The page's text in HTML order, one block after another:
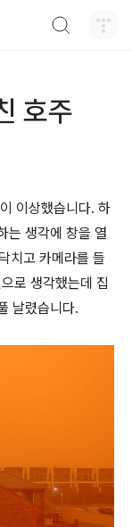
호주
이상했습니다. 하
는 생각에 창을 열
치고 카메라를 들
로 생각했는데 집
날렸습니다.